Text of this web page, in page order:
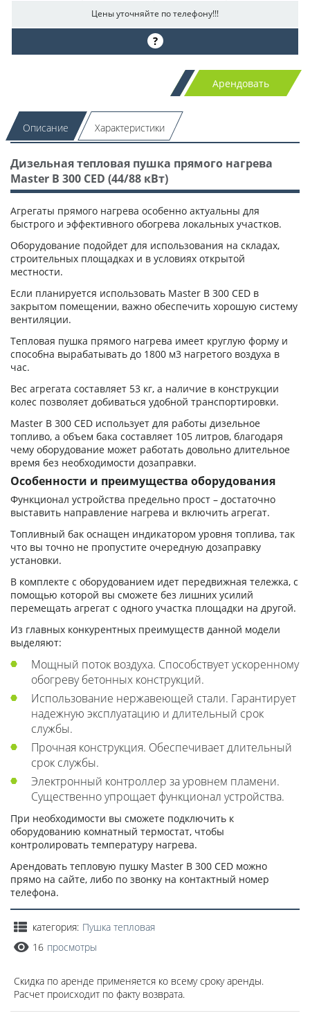
Цены уточняйте по телефону!!!
?
Арендовать
Описание Характеристики
Дизельная тепловая пушка прямого нагрева
Master B 300 CED (44/88 кВт)
Агрегаты прямого нагрева особенно актуальны для
быстрого и эффективного обогрева локальных участков.
Оборудование подойдет для использования на складах,
строительных площадках и в условиях открытой
местности.
Если планируется использовать Master B 300 CED в
закрытом помещении, важно обеспечить хорошую систему
вентиляции.
Тепловая пушка прямого нагрева имеет круглую форму и
способна вырабатывать до 1800 м3 нагретого воздуха в
час.
Вес агрегата составляет 53 кг, а наличие в конструкции
колес позволяет добиваться удобной транспортировки.
Master B 300 CED использует для работы дизельное
топливо, а объем бака составляет 105 литров, благодаря
чему оборудование может работать довольно длительное
время без необходимости дозаправки.
Особенности и преимущества оборудования
Функционал устройства предельно прост – достаточно
выставить направление нагрева и включить агрегат.
Топливный бак оснащен индикатором уровня топлива, так
что вы точно не пропустите очередную дозаправку
установки.
В комплекте с оборудованием идет передвижная тележка, с
помощью которой вы сможете без лишних усилий
перемещать агрегат с одного участка площадки на другой.
Из главных конкурентных преимуществ данной модели
выделяют:
Мощный поток воздуха. Способствует ускоренному
обогреву бетонных конструкций.
Использование нержавеющей стали. Гарантирует
надежную эксплуатацию и длительный срок
службы.
Прочная конструкция. Обеспечивает длительный
срок службы.
Электронный контроллер за уровнем пламени.
Существенно упрощает функционал устройства.
При необходимости вы сможете подключить к
оборудованию комнатный термостат, чтобы
контролировать температуру нагрева.
Арендовать тепловую пушку Master B 300 CED можно
прямо на сайте, либо по звонку на контактный номер
телефона.
категория: Пушка тепловая
16 просмотры
Скидка по аренде применяется ко всему сроку аренды.
Расчет происходит по факту возврата.